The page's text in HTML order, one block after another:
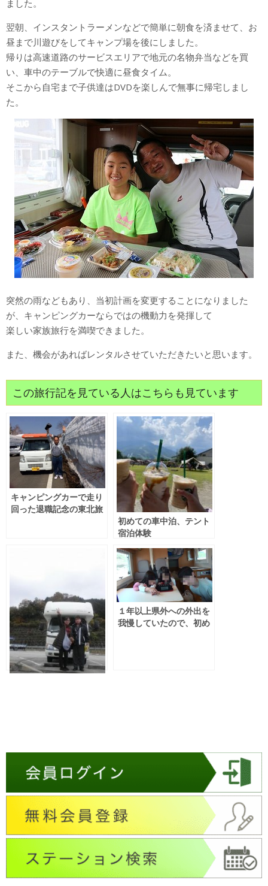
ました。
翌朝、インスタントラーメンなどで簡単に朝食を済ませて、お
昼まで川遊びをしてキャンプ場を後にしました。
帰りは高速道路のサービスエリアで地元の名物弁当などを買
い、車中のテーブルで快適に昼食タイム。
そこから自宅まで子供達はDVDを楽しんで無事に帰宅しまし
た。
突然の雨などもあり、当初計画を変更することになりました
が、キャンピングカーならではの機動力を発揮して
楽しい家族旅行を満喫できました。
また、機会があればレンタルさせていただきたいと思います。
この旅行記を見ている人はこちらも見ています
キャンピングカーで走り
回った退職記念の東北旅
初めての車中泊、テント
宿泊体験
行
１年以上県外への外出を
我慢していたので、初め